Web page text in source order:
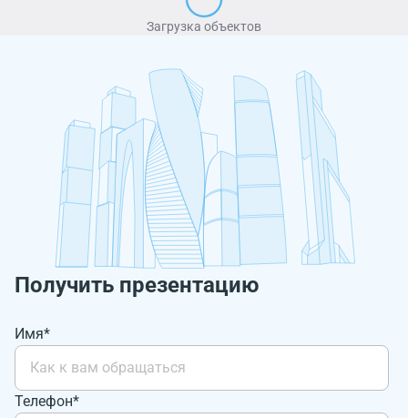
Загрузка объектов
Получить презентацию
Имя*
Телефон*